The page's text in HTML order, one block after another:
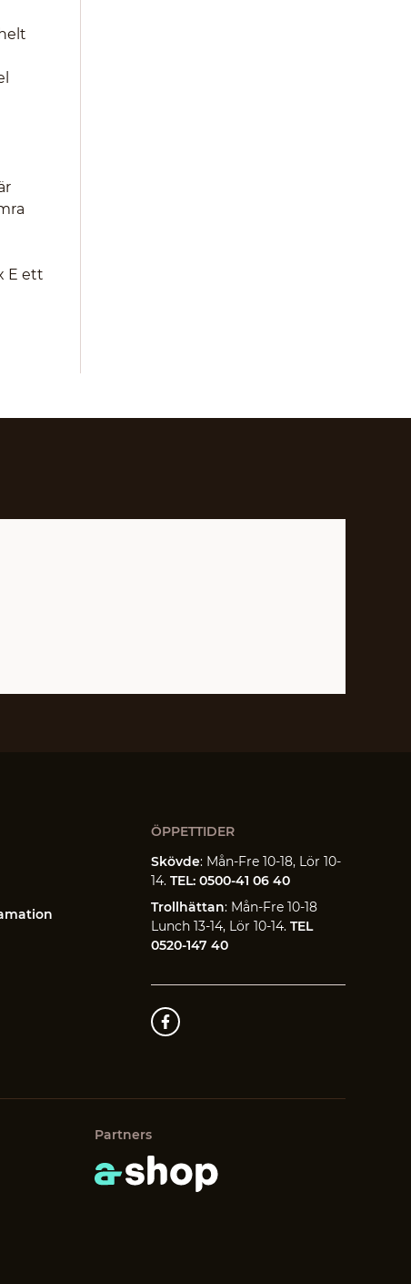
E ett
ÖPPETTIDER
Skövde: Mån-Fre 10-18, Lör 10-
14.TEL: 0500-41 06 40
Trollhättan: Mån-Fre 10-18
Lunch 13-14, Lör 10-14.TEL
0520-147 40
Partners